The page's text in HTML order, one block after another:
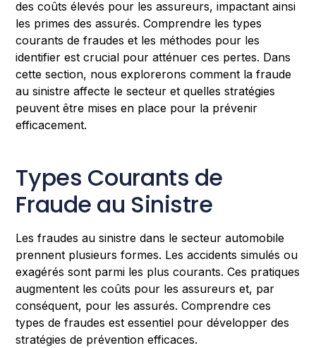
des coûts élevés pour les assureurs, impactant ainsi
les primes des assurés. Comprendre les types
courants de fraudes et les méthodes pour les
identifier est crucial pour atténuer ces pertes. Dans
cette section, nous explorerons comment la fraude
au sinistre affecte le secteur et quelles stratégies
peuvent être mises en place pour la prévenir
efficacement.
Types Courants de
Fraude au Sinistre
Les fraudes au sinistre dans le secteur automobile
prennent plusieurs formes. Les accidents simulés ou
exagérés sont parmi les plus courants. Ces pratiques
augmentent les coûts pour les assureurs et, par
conséquent, pour les assurés. Comprendre ces
types de fraudes est essentiel pour développer des
stratégies de prévention efficaces.